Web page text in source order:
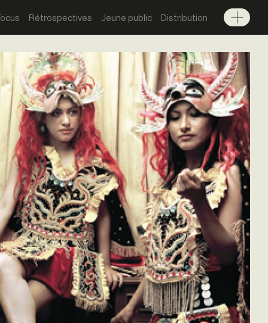
Rétrospectives Jeune public Distribution
Menu